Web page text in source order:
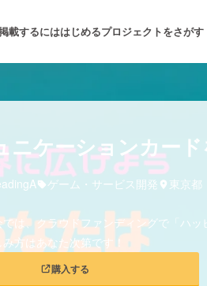
載するにははじめるプロジェクトをさがす
募集終了が近いプロジ
舞台・パフォーマ
フード・飲食店
ケーションカード
ゲーム・サービス開発 東京都
は、クラウドファンディングで「ハッ
方はあなた次第です！
購入する